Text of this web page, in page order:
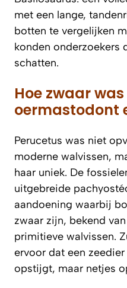
met een lange,
botten te vergelijken
konden onderzoekers
schatten.
Hoe zwaar
oermastodont
Perucetus was niet
moderne walvissen,
haar uniek. De
uitgebreide
aandoening waarbij
zwaar zijn, bekend
primitieve walvissen.
ervoor dat een
opstijgt, maar netjes